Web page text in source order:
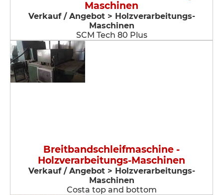
Maschinen
Verkauf / Angebot > Holzverarbeitungs-
Maschinen
SCM Tech 80 Plus
Breitbandschleifmaschine -
Holzverarbeitungs-Maschinen
Verkauf / Angebot > Holzverarbeitungs-
Maschinen
Costa top and bottom